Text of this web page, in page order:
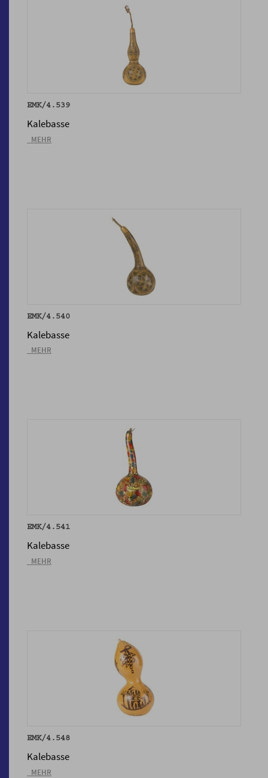
EMK/4.539
Kalebasse
_MEHR
EMK/4.540
Kalebasse
_MEHR
EMK/4.541
Kalebasse
_MEHR
EMK/4.548
Kalebasse
_MEHR